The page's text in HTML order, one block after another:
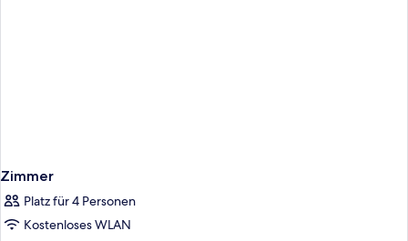
Zimmer
Platz für 4 Personen
Kostenloses WLAN